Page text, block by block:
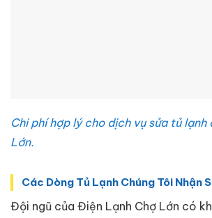
Chi phí hợp lý cho dịch vụ sửa tủ lạnh
Lớn.
Các Dòng Tủ Lạnh Chúng Tôi Nhận
Đội ngũ của Điện Lạnh Chợ Lớn có